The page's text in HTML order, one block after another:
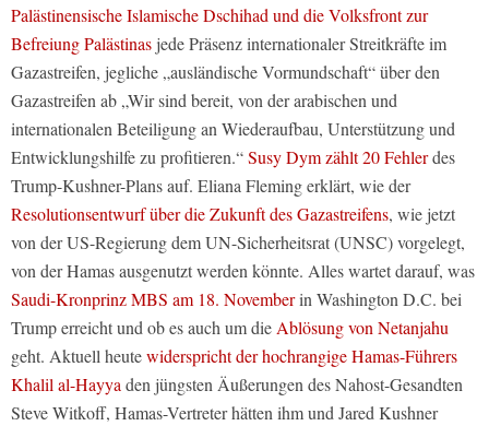
Palästinensische Islamische Dschihad und die Volksfront zur
Befreiung Palästinas jede Präsenz internationaler Streitkräfte im
Gazastreifen, jegliche „ausländische Vormundschaft“ über den
Gazastreifen ab „Wir sind bereit, von der arabischen und
internationalen Beteiligung an Wiederaufbau, Unterstützung und
Entwicklungshilfe zu profitieren.“Susy Dym zählt 20 Fehlerdes
Trump-Kushner-Plans auf. Eliana Fleming erklärt, wie der
Resolutionsentwurf über die Zukunft des Gazastreifens, wie jetzt
von der US-Regierung dem UN-Sicherheitsrat (UNSC) vorgelegt,
von der Hamas ausgenutzt werden könnte. Alles wartet darauf, was
Saudi-Kronprinz MBS am 18. Novemberin Washington D.C. bei
Trump erreicht und ob es auch um dieAblösung von Netanjahu
geht. Aktuell heutewiderspricht der hochrangige Hamas-Führers
Khalil al-Hayyaden jüngsten Äußerungen des Nahost-Gesandten
Steve Witkoff, Hamas-Vertreter hätten ihm und Jared Kushner